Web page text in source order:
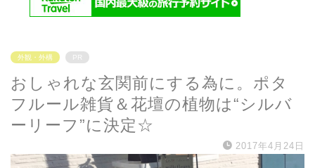
外観・外構 PR
おしゃれな玄関前にする為に。ポタ
フルール雑貨＆花壇の植物は“シルバ
ーリーフ”に決定☆
2017年4月24日